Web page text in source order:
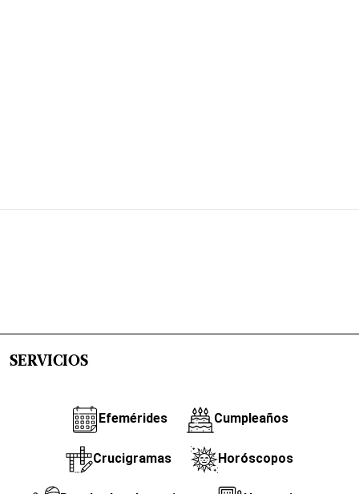
SERVICIOS
Efemérides Cumpleaños
Crucigramas Horóscopos